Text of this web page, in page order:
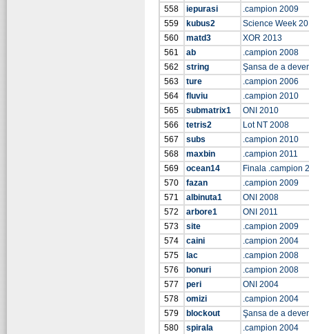
558
iepurasi
.campion 2009
559
kubus2
Science Week
560
matd3
XOR 2013
561
ab
.campion 2008
562
string
Şansa de a
563
ture
.campion 2006
564
fluviu
.campion 2010
565
submatrix1
ONI 2010
566
tetris2
Lot NT 2008
567
subs
.campion 2010
568
maxbin
.campion 2011
569
ocean14
Finala .campion
570
fazan
.campion 2009
571
albinuta1
ONI 2008
572
arbore1
ONI 2011
573
site
.campion 2009
574
caini
.campion 2004
575
lac
.campion 2008
576
bonuri
.campion 2008
577
peri
ONI 2004
578
omizi
.campion 2004
579
blockout
Şansa de a
580
spirala
.campion 2004